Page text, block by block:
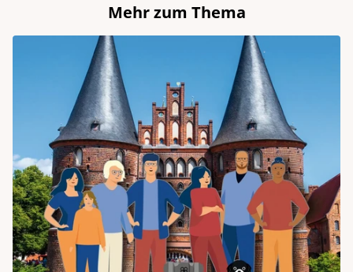
Mehr zum Thema